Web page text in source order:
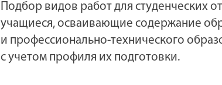
Подбор видов работ для студенческих
учащиеся, осваивающие содержание
и профессионально-технического
с учетом профиля их подготовки.